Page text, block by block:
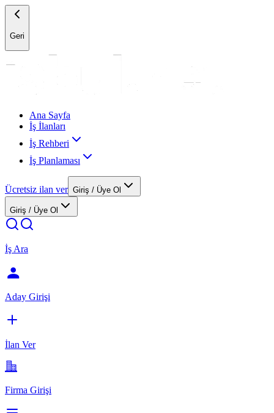
Geri
Ana Sayfa
İş İlanları
İş Rehberi
İş Planlaması
Ücretsiz ilan ver Giriş / Üye Ol
Giriş / Üye Ol
İş Ara
Aday Girişi
İlan Ver
Firma Girişi